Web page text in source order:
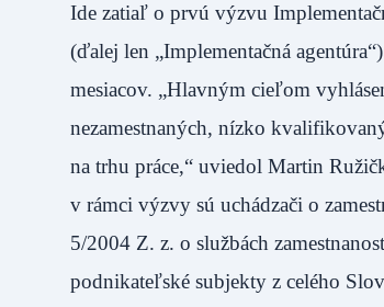
Ide zatiaľ o prvú výzvu
(ďalej len „Implementačná
mesiacov. „Hlavným cieľom
nezamestnaných, nízko
na trhu práce,“ uviedol Martin
v rámci výzvy sú uchádzači o
5/2004 Z. z. o službách
podnikateľské subjekty z celého